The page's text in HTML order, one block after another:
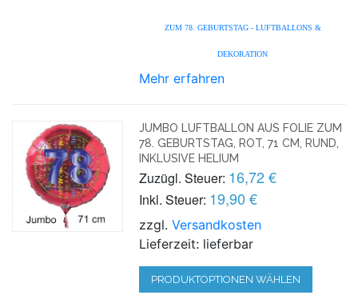
ZUM 78. GEBURTSTAG - LUFTBALLONS &
DEKORATION
Mehr erfahren
JUMBO LUFTBALLON AUS FOLIE ZUM
78. GEBURTSTAG, ROT, 71 CM, RUND,
INKLUSIVE HELIUM
Zuzügl. Steuer: 16,72 €
Inkl. Steuer: 19,90 €
zzgl.Versandkosten
Lieferzeit: lieferbar
PRODUKTOPTIONEN WÄHLEN